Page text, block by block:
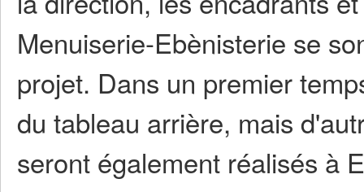
Menuiserie-Ebènisterie se
projet. Dans un premier
du tableau arrière, mais
seront également réalisés à